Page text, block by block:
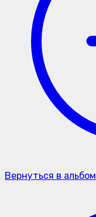
Вернуться в альбом